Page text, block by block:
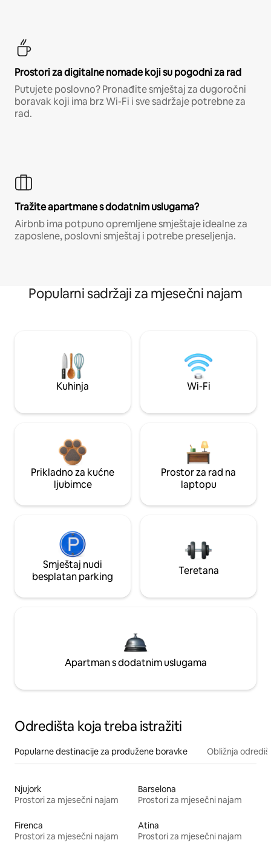
Prostori za digitalne nomade koji su pogodni za rad
Putujete poslovno? Pronađite smještaj za dugoročni
boravak koji ima brz Wi-Fi i sve sadržaje potrebne za
rad.
Tražite apartmane s dodatnim uslugama?
Airbnb ima potpuno opremljene smještaje idealne za
zaposlene, poslovni smještaj i potrebe preseljenja.
Popularni sadržaji za mjesečni najam
Kuhinja Wi-Fi
Prikladno za kućne
ljubimce
Prostor za rad na
laptopu
Smještaj nudi
besplatan parking
Teretana
Apartman s dodatnim uslugama
Odredišta koja treba istražiti
Popularne destinacije za produžene boravke Obližnja
Njujork
Prostori za mjesečni najam
Barselona
Prostori za mjesečni najam
Firenca
Prostori za mjesečni najam
Atina
Prostori za mjesečni najam